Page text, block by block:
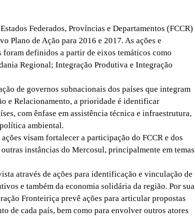
Federados, Províncias e Departamentos (FCCR)
Plano de Ação para 2016 e 2017. As ações e
definidos a partir de eixos temáticos como
Regional; Integração Produtiva e Integração
de governos subnacionais dos países que integram
e Relacionamento, a prioridade é identificar
com ênfase em assistência técnica e infraestrutura,
ambiental.
visam fortalecer a participação do FCCR e dos
instâncias do Mercosul, principalmente em temas
através de ações para identificação e vinculação de
e também da economia solidária da região. Por sua
Fronteiriça prevê ações para articular propostas
de cada país, bem como para envolver outros atores